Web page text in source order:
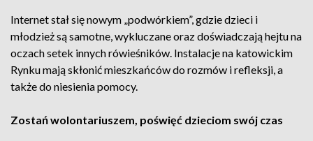
Internet stał się nowym „podwórkiem”, gdzie dzieci i
młodzież są samotne, wykluczane oraz doświadczają hejtu na
oczach setek innych rówieśników. Instalacje na katowickim
Rynku mają skłonić mieszkańców do rozmów i refleksji, a
także do niesienia pomocy.
Zostań wolontariuszem, poświęć dzieciom swój czas